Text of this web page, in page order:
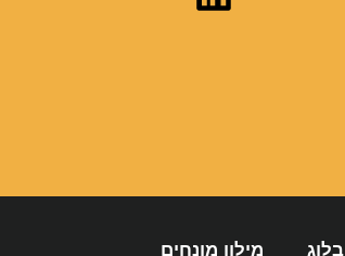
בלוג מילון מונחים